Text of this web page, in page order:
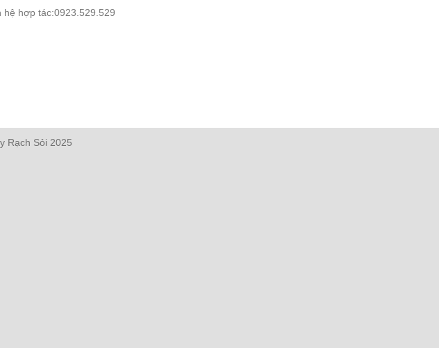
hệ hợp tác:0923.529.529
Rạch Sỏi 2025